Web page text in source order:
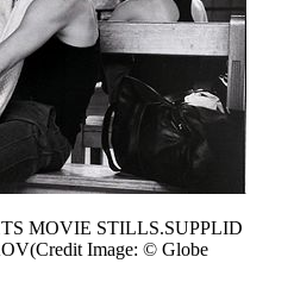
MOVIE STILLS.SUPPLID
Image: © Globe